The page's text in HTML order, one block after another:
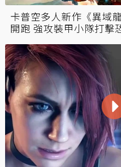
卡普空多人新作《異域
開跑 強攻裝甲小隊打擊